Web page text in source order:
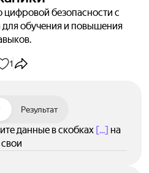
цифровой безопасности с
обучения и повышения
1
Результат
данные в скобках [...] на
свои